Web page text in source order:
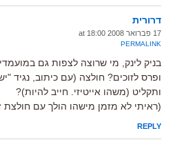
דרורית
17 פברואר 2008 at 18:00
PERMALINK
בניק לינק, מי שרוצה לצפות גם
ופרס לזוכים? חולצה (עם כיתוב, נגיד
ותקליט (משהו אייטיזי. חייב להיות)?
(ראיתי לא מזמן מישהו הולך עם חולצת
REPLY